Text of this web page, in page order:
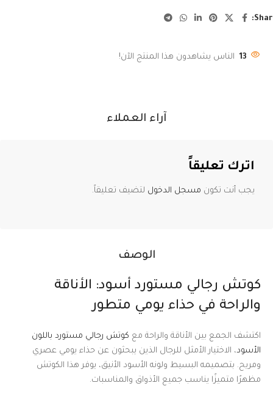
13 الناس يشاهدون هذا المنتج الآن!
الوصف
كوتش رجالي مستورد أسود: الأناقة
والراحة في حذاء يومي متطور
اكتشف الجمع بين الأناقة والراحة مع كوتش رجالي مستورد باللون
الأسود، الاختيار الأمثل للرجال الذين يبحثون عن حذاء يومي عصري
ومريح. بتصميمه البسيط ولونه الأسود الأنيق، يوفر هذا الكوتش
مظهرًا متميزًا يناسب جميع الأذواق والمناسبات.
آراء العملاء
اترك تعليقاً
يجب أنت تكون مسجل الدخول لتضيف تعليقاً.